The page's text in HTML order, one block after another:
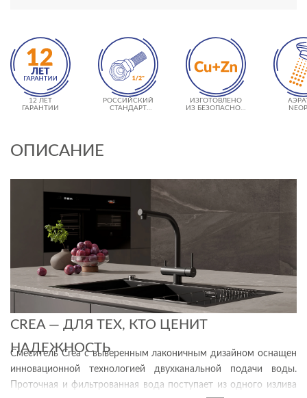
12 ЛЕТ
ГАРАНТИИ
РОССИЙСКИЙ
СТАНДАРТ
ИЗГОТОВЛЕНО
ИЗ БЕЗОПАСНОЙ
ОПИСАНИЕ
CREA — ДЛЯ ТЕХ, КТО ЦЕНИТ
НАДЕЖНОСТЬ
Смеситель Crea с выверенным лаконичным дизайном оснащен
инновационной технологией двухканальной подачи воды.
Проточная и фильтрованная вода поступает из одного излива